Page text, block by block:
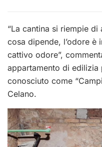
“La cantina si riempie
cosa dipende, l’odore è
cattivo odore”,
appartamento di edilizia
conosciuto come
Celano.